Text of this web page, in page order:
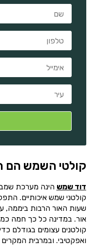
קולטי השמש
דוד שמש הינה מערכת
קולטני שמש איכותיים.
שעות האור הרבות ביממה,
אור. במדינה כל כך חמה
קולטנים עצומים בגודלם
ואפקטיבי. ובמרבית